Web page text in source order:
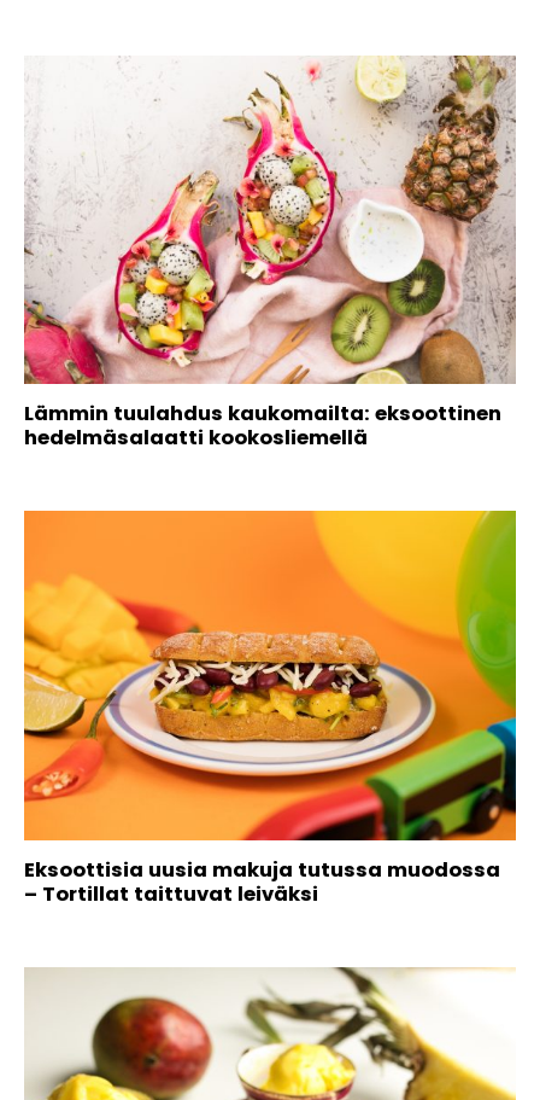
Lämmin tuulahdus kaukomailta: eksoottinen
hedelmäsalaatti kookosliemellä
Eksoottisia uusia makuja tutussa muodossa
– Tortillat taittuvat leiväksi